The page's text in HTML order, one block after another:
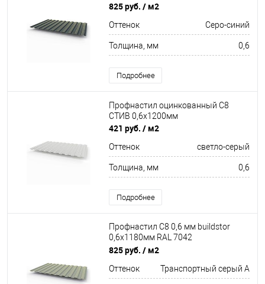
825 руб. / м2
Оттенок Серо-синий
Толщина, мм 0,6
Подробнее
Профнастил оцинкованный С8
СТИВ 0,6х1200мм
421 руб. / м2
Оттенок светло-серый
Толщина, мм 0,6
Подробнее
Профнастил С8 0,6 мм buildstor
0,6х1180мм RAL 7042
Транспортный серый A
825 руб. / м2
Оттенок Транспортный серый A